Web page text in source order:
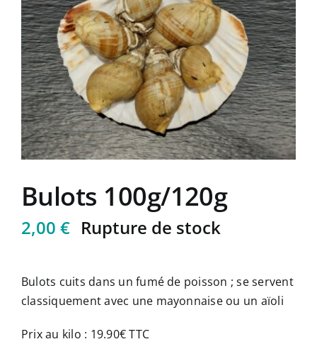
Contact
Mon compte
Panier
Bulots 100g/120g
2,00 € Rupture de stock
Bulots cuits dans un fumé de poisson ; se servent
classiquement avec une mayonnaise ou un aïoli
Prix au kilo : 19.90€ TTC